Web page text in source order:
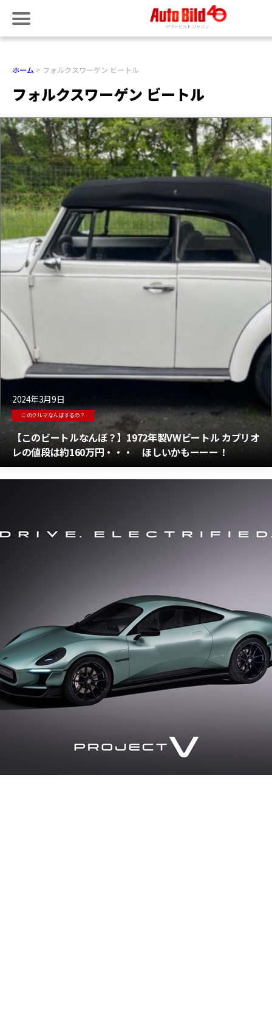
ホーム フォルクスワーゲン ビートル
フォルクスワーゲン ビートル
2024年3月9日
このクルマなんぼするの？
【このビートルなんぼ？】1972年製VWビートル カブリオ
レの値段は約160万円・・・ ほしいかもーーー！